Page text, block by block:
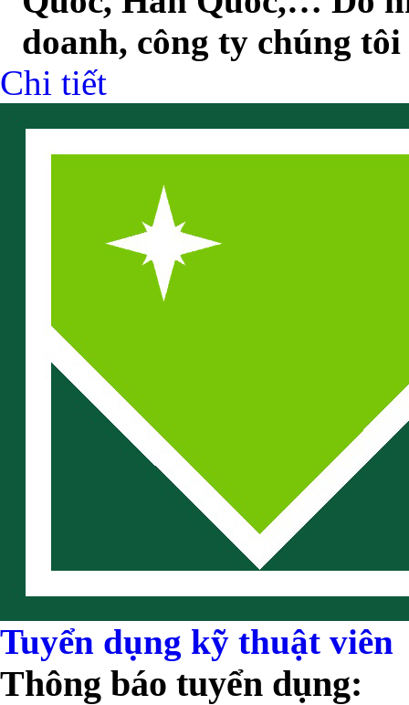
doanh, công ty chúng
Chi tiết
Tuyển dụng kỹ thuật viên
Thông báo tuyển dụng: